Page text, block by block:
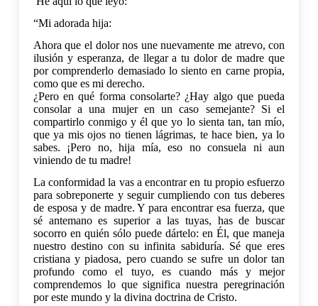
“Mi adorada hija:
Ahora que el dolor nos une nuevamente me atrevo, con
ilusión y esperanza, de llegar a tu dolor de madre que
por comprenderlo demasiado lo siento en carne propia,
como que es mi derecho.
¿Pero en qué forma consolarte? ¿Hay algo que pueda
consolar a una mujer en un caso semejante? Si el
compartirlo conmigo y él que yo lo sienta tan, tan mío,
que ya mis ojos no tienen lágrimas, te hace bien, ya lo
sabes. ¡Pero no, hija mía, eso no consuela ni aun
viniendo de tu madre!
La conformidad la vas a encontrar en tu propio esfuerzo
para sobreponerte y seguir cumpliendo con tus deberes
de esposa y de madre. Y para encontrar esa fuerza, que
sé antemano es superior a las tuyas, has de buscar
socorro en quién sólo puede dártelo: en Él, que maneja
nuestro destino con su infinita sabiduría. Sé que eres
cristiana y piadosa, pero cuando se sufre un dolor tan
profundo como el tuyo, es cuando más y mejor
comprendemos lo que significa nuestra peregrinación
por este mundo y la divina doctrina de Cristo.